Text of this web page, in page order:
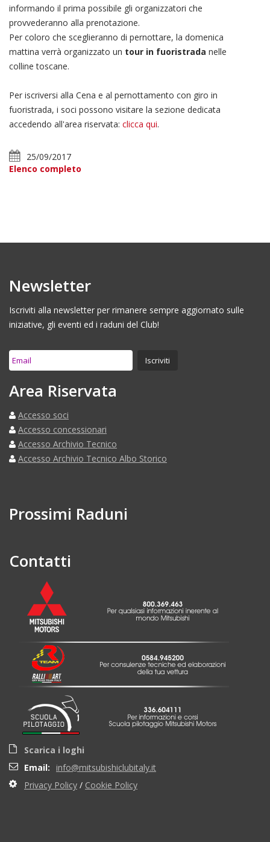
informando il prima possibile gli organizzatori che
provvederanno alla prenotazione.
Per coloro che sceglieranno di pernottare, la domenica
mattina verrà organizzato un tour in fuoristrada nelle
colline toscane.
Per iscriversi alla Cena e al pernottamento con giro in
fuoristrada, i soci possono visitare la sezione dedicata
accedendo all'area riservata: clicca qui.
25/09/2017
Elenco completo
Newsletter
Iscriviti alla newsletter per rimanere sempre aggiornato sulle
iniziative, gli eventi ed i raduni del Club!
Area Riservata
Accesso soci
Accesso concessionari
Accesso Archivio Tecnico
Accesso Archivio Tecnico Albo Storico
Prossimi Raduni
Contatti
Scarica i loghi
Email:
info@mitsubishiclubitaly.it
Privacy Policy / Cookie Policy